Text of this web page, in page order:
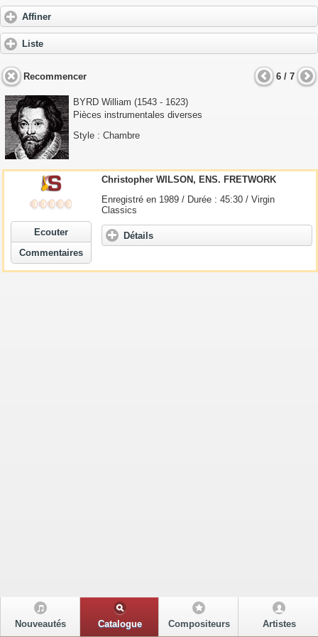
Affiner
Liste
Recommencer 6 / 7
BYRD William (1543 - 1623)
Pièces instrumentales diverses
Style : Chambre
Ecouter
Commentaires
Christopher WILSON, ENS. FRETWORK
Enregistré en 1989 / Durée : 45:30 / Virgin
Classics
Détails
Nouveautés Catalogue Compositeurs Artistes